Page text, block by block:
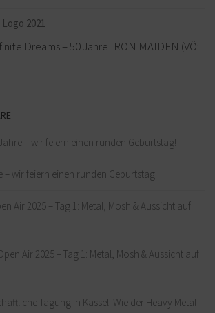
Dreams – 50 Jahre IRON MAIDEN (VÖ:
– wir feiern einen runden Geburtstag!
– wir feiern einen runden Geburtstag!
Air 2025 – Tag 1: Metal, Mosh & Aussicht auf
Air 2025 – Tag 1: Metal, Mosh & Aussicht auf
Tagung in Kassel: Wie der Heavy Metal